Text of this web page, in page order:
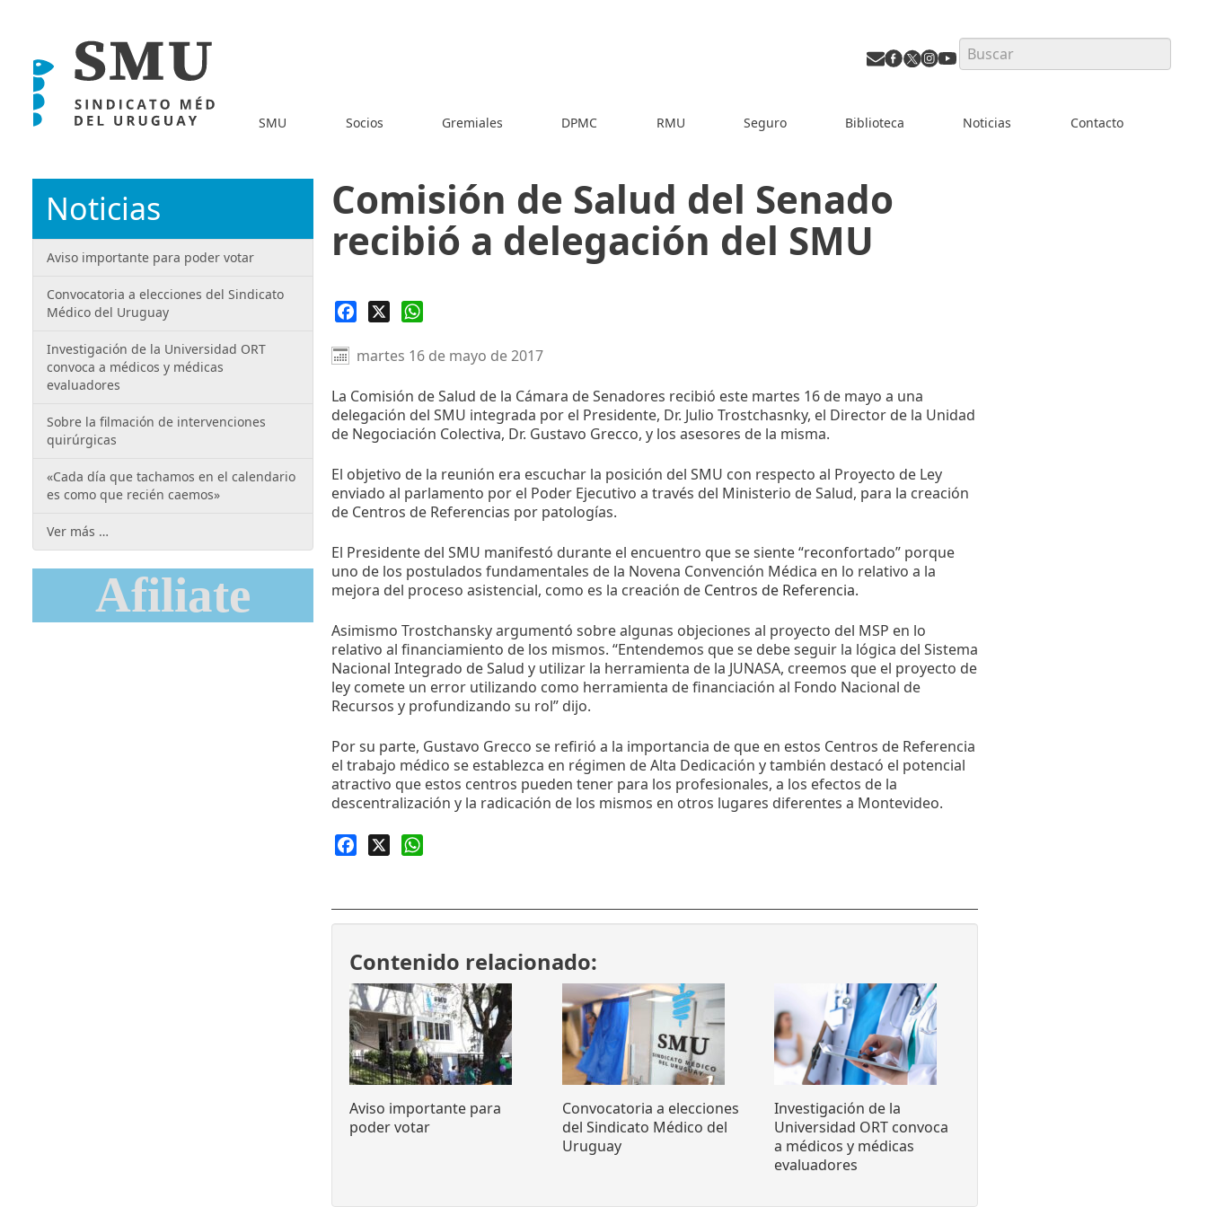
Search
SMU Socios Gremiales DPMC RMU Seguro Biblioteca Noticias Contacto
Comisión de Salud del Senado
recibió a delegación del SMU
Facebook
martes 16 de mayo de 2017
La Comisión de Salud de la Cámara de Senadores recibió este martes 16 de mayo a una
delegación del SMU integrada por el Presidente, Dr. Julio Trostchasnky, el Director de la Unidad
de Negociación Colectiva, Dr. Gustavo Grecco, y los asesores de la misma.
El objetivo de la reunión era escuchar la posición del SMU con respecto al Proyecto de Ley
enviado al parlamento por el Poder Ejecutivo a través del Ministerio de Salud, para la creación
de Centros de Referencias por patologías.
El Presidente del SMU manifestó durante el encuentro que se siente “reconfortado” porque
uno de los postulados fundamentales de la Novena Convención Médica en lo relativo a la
mejora del proceso asistencial, como es la creación de Centros de Referencia.
Asimismo Trostchansky argumentó sobre algunas objeciones al proyecto del MSP en lo
relativo al financiamiento de los mismos. “Entendemos que se debe seguir la lógica del Sistema
Nacional Integrado de Salud y utilizar la herramienta de la JUNASA, creemos que el proyecto de
ley comete un error utilizando como herramienta de financiación al Fondo Nacional de
Recursos y profundizando su rol” dijo.
Por su parte, Gustavo Grecco se refirió a la importancia de que en estos Centros de Referencia
el trabajo médico se establezca en régimen de Alta Dedicación y también destacó el potencial
atractivo que estos centros pueden tener para los profesionales, a los efectos de la
descentralización y la radicación de los mismos en otros lugares diferentes a Montevideo.
Facebook
Contenido relacionado:
Aviso importante para
poder votar
Convocatoria a elecciones
del Sindicato Médico del
Uruguay
Investigación de la
Universidad ORT convoca
a médicos y médicas
evaluadores
Noticias
Aviso importante para poder votar
Convocatoria a elecciones del Sindicato
Médico del Uruguay
Investigación de la Universidad ORT
convoca a médicos y médicas
evaluadores
Sobre la filmación de intervenciones
quirúrgicas
«Cada día que tachamos en el calendario
es como que recién caemos»
Ver más …
Afiliate